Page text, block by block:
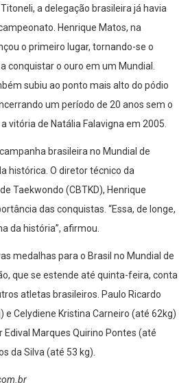
a delegação brasileira já havia
Henrique Matos, na
o primeiro lugar, tornando-se o
conquistar o ouro em um Mundial.
subiu ao ponto mais alto do pódio
um período de 20 anos sem o
vitória de Natália Falavigna em 2005.
brasileira no Mundial de
histórica. O diretor técnico da
Taekwondo (CBTKD), Henrique
das conquistas. “Essa, de longe,
da história”, afirmou.
medalhas para o Brasil no Mundial de
que se estende até quinta-feira, conta
atletas brasileiros. Paulo Ricardo
e Celydiene Kristina Carneiro (até 62kg)
Marques Quirino Pontes (até
da Silva (até 53 kg).